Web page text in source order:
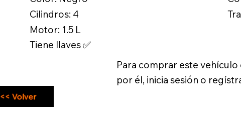
Motor: 1.5 L
Tiene llaves ✅
Cilindros: 4
<< Volver
Para comprar este
por él, inicia sesión o